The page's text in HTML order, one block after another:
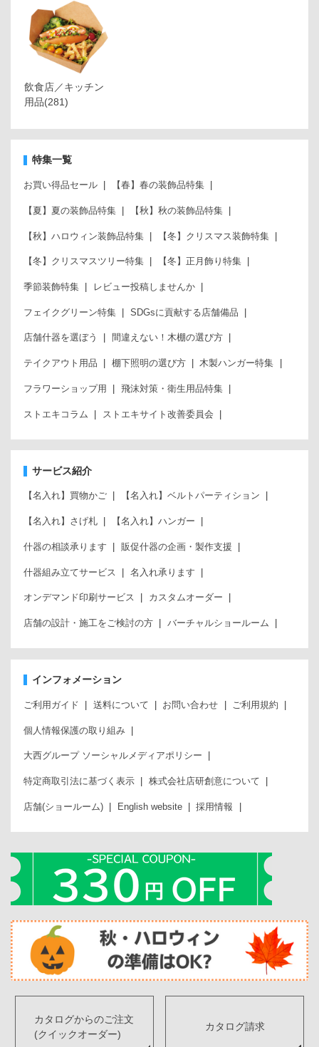
飲食店／キッチン
用品(281)
特集一覧
お買い得品セール 【春】春の装飾品特集
【夏】夏の装飾品特集 【秋】秋の装飾品特集
【秋】ハロウィン装飾品特集 【冬】クリスマス装飾特集
【冬】クリスマスツリー特集 【冬】正月飾り特集
季節装飾特集 レビュー投稿しませんか
フェイクグリーン特集 SDGsに貢献する店舗備品
店舗什器を選ぼう 間違えない！木棚の選び方
テイクアウト用品 棚下照明の選び方 木製ハンガー特集
フラワーショップ用 飛沫対策・衛生用品特集
ストエキコラム ストエキサイト改善委員会
サービス紹介
【名入れ】買物かご 【名入れ】ベルトパーティション
【名入れ】さげ札 【名入れ】ハンガー
什器の相談承ります 販促什器の企画・製作支援
什器組み立てサービス 名入れ承ります
オンデマンド印刷サービス カスタムオーダー
店舗の設計・施工をご検討の方 バーチャルショールーム
インフォメーション
ご利用ガイド 送料について お問い合わせ ご利用規約
個人情報保護の取り組み
大西グループ ソーシャルメディアポリシー
特定商取引法に基づく表示 株式会社店研創意について
店舗(ショールーム) English website 採用情報
カタログからのご注文
(クイックオーダー)
カタログ請求